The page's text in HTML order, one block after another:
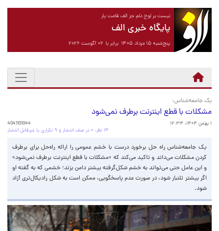
نیست بر لوح دلم جز الف قامت یار
پایگاه خبری الف
پنج‌شنبه ۱۵ مرداد ۱۴۰۵ برابر با ۰۶ آگوست ۲۰۲۶
یک جامعه‌شناس:
مشکلات با قطع اینترنت برطرف نمی‌شود
۱ بهمن ۱۴۰۴، ۱۲:۳۴
4041101044
۱۴ نظر، ۰ در صف انتشار و ۹ تکراری یا غیرقابل انتشار
یک جامعه‌شناس راه حل برخورد درست با خشم عمومی را ارائه راه‌حل برای برطرف
کردن مشکلات می‌داند و تاکید می‌کند که «مشکلات با قطع اینترنت برطرف نمی‌شود»
و این عامل حتی می‌تواند به خشم شکل‌گرفته بیشتر دامن بزند؛ خشمی که به گفته او
اگر بیشتر تلنبار شود، در صورت عدم پاسخگویی، ممکن است به شکل رادیکال‌تری آزاد
شود.